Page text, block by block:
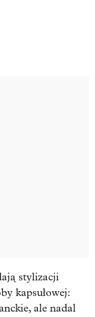
stylizacji
kapsułowej:
ale nadal